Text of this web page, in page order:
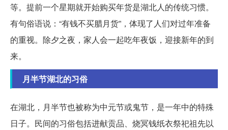
等。提前一个星期就开始购买年货是湖北人的传统习惯。
有句俗语说：“有钱不买腊月货”，体现了人们对过年准备
的重视。除夕之夜，家人会一起吃年夜饭，迎接新年的到
来。
月半节湖北的习俗
在湖北，月半节也被称为中元节或鬼节，是一年中的特殊
日子。民间的习俗包括进献贡品、烧冥钱纸衣祭祀祖先以